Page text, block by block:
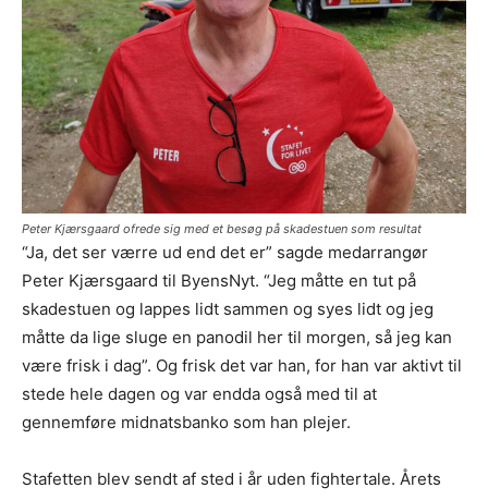
Peter Kjærsgaard ofrede sig med et besøg på skadestuen som resultat
“Ja, det ser værre ud end det er” sagde medarrangør
Peter Kjærsgaard til ByensNyt. “Jeg måtte en tut på
skadestuen og lappes lidt sammen og syes lidt og jeg
måtte da lige sluge en panodil her til morgen, så jeg kan
være frisk i dag”. Og frisk det var han, for han var aktivt til
stede hele dagen og var endda også med til at
gennemføre midnatsbanko som han plejer.
Stafetten blev sendt af sted i år uden fightertale. Årets